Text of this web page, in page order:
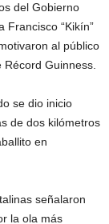
del Gobierno
Francisco “Kikín”
al público
Guinness.
se dio inicio
de dos kilómetros
en
señalaron
la ola más